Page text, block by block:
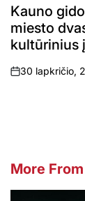
IN
Kauno
miesto
kultūrinius
on
30 lapkričio,
More